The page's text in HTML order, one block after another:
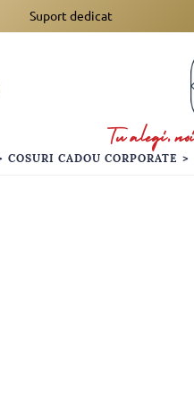
Suport dedicat
COSURI CADOU CORPORATE >